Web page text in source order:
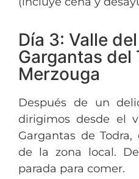
Día 3: Valle
Gargantas del
Merzouga
Después de un
dirigimos desde el
Gargantas de
de la zona local.
parada para comer.